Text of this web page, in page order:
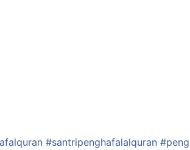
#santripenghafalalquran #peng